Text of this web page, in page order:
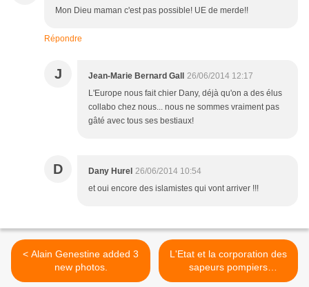
Mon Dieu maman c'est pas possible! UE de merde!!
Répondre
J Jean-Marie Bernard Gall
26/06/2014 12:17
L'Europe nous fait chier Dany, déjà qu'on a des élus
collabo chez nous... nous ne sommes vraiment pas
gâté avec tous ses bestiaux!
D Dany Hurel 26/06/2014 10:54
et oui encore des islamistes qui vont arriver !!!
< Alain Genestine added 3
new photos.
L'Etat et la corporation des
sapeurs pompiers
embauchent...A vos CV/LM